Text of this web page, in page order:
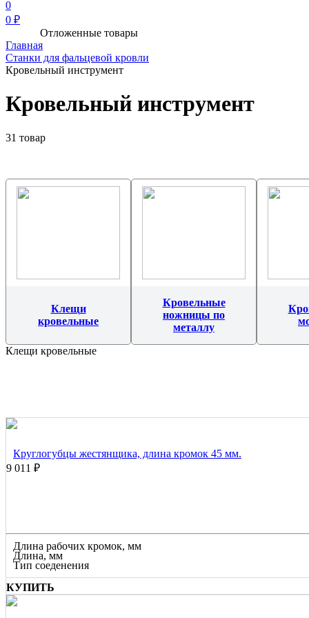
0
0 ₽
Отложенные товары
Главная
Станки для фальцевой кровли
Кровельный инструмент
Кровельный инструмент
31 товар
Клещи
кровельные
Кровельные
ножницы по
металлу
Клещи кровельные
Круглогубцы жестянщика, длина кромок 45 мм.
9 011 ₽
Длина рабочих кромок, мм
Длина, мм
Тип соеденения
КУПИТЬ